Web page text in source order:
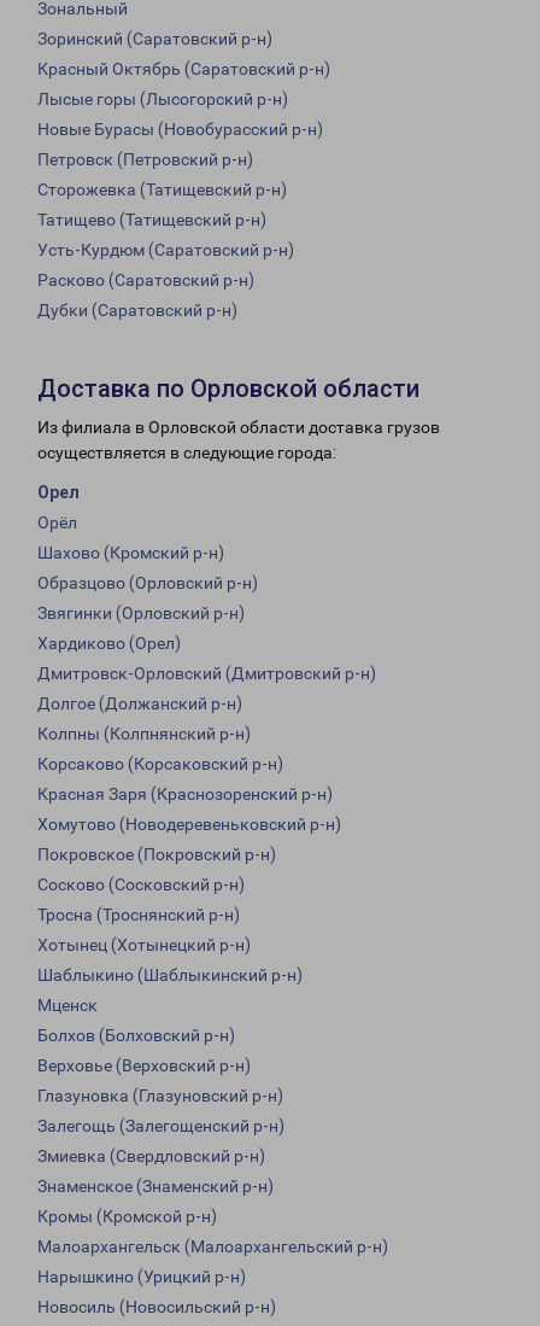
Зональный
Зоринский (Саратовский р-н)
Красный Октябрь (Саратовский р-н)
Лысые горы (Лысогорский р-н)
Новые Бурасы (Новобурасский р-н)
Петровск (Петровский р-н)
Сторожевка (Татищевский р-н)
Татищево (Татищевский р-н)
Усть-Курдюм (Саратовский р-н)
Расково (Саратовский р-н)
Дубки (Саратовский р-н)
Доставка по Орловской области
Из филиала в Орловской области доставка грузов
осуществляется в следующие города:
Орел
Орёл
Шахово (Кромский р-н)
Образцово (Орловский р-н)
Звягинки (Орловский р-н)
Хардиково (Орел)
Дмитровск-Орловский (Дмитровский р-н)
Долгое (Должанский р-н)
Колпны (Колпнянский р-н)
Корсаково (Корсаковский р-н)
Красная Заря (Краснозоренский р-н)
Хомутово (Новодеревеньковский р-н)
Покровское (Покровский р-н)
Сосково (Сосковский р-н)
Тросна (Троснянский р-н)
Хотынец (Хотынецкий р-н)
Шаблыкино (Шаблыкинский р-н)
Мценск
Болхов (Болховский р-н)
Верховье (Верховский р-н)
Глазуновка (Глазуновский р-н)
Залегощь (Залегощенский р-н)
Змиевка (Свердловский р-н)
Знаменское (Знаменский р-н)
Кромы (Кромской р-н)
Малоархангельск (Малоархангельский р-н)
Нарышкино (Урицкий р-н)
Новосиль (Новосильский р-н)